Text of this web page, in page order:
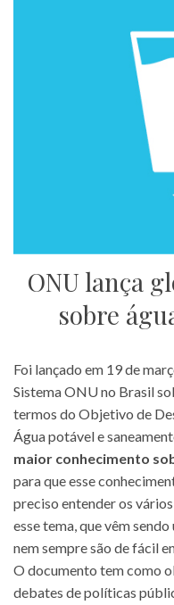
ONU lança
sobre
Foi lançado em 19 de
Sistema ONU no Brasil
termos do Objetivo de
Água potável e
maior conhecimento
para que esse
preciso entender os
esse tema, que vêm
nem sempre são de fácil
O documento tem como
debates de políticas